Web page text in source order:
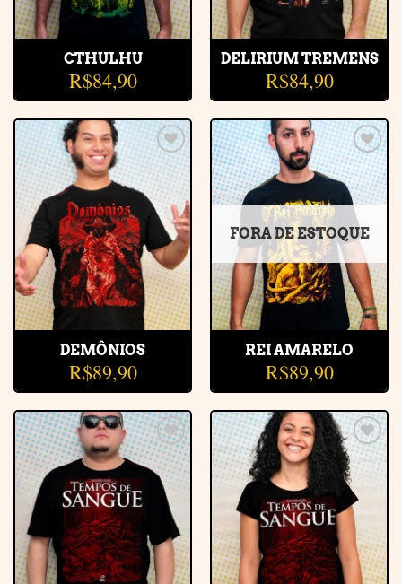
CTHULHU
R$84,90
DELIRIUM TREMENS
R$84,90
Adicionar
à lista de
desejos
DEMÔNIOS
R$89,90
Adicionar
à lista de
desejos
FORA DE ESTOQUE
REI AMARELO
R$89,90
Adicionar
à lista de
desejos
Adicionar
à lista de
desejos